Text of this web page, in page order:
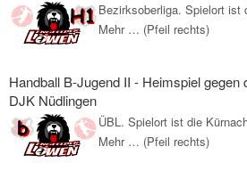
Bezirksoberliga. Spielort ist
Mehr … (Pfeil rechts)
Handball B-Jugend II - Heimspiel gegen
DJK Nüdlingen
ÜBL. Spielort ist die
Mehr … (Pfeil rechts)